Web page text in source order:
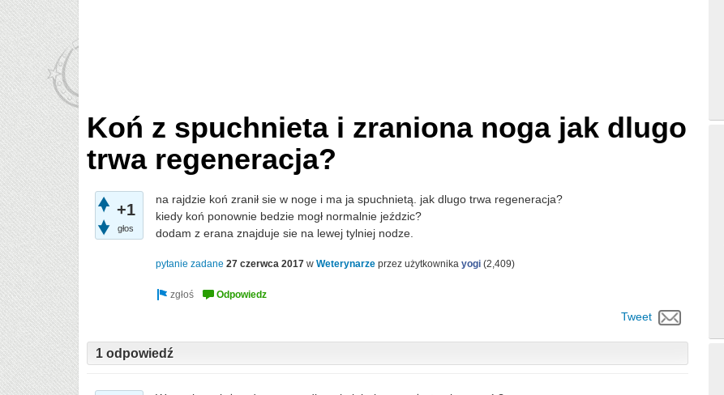
Koń z spuchnieta i zraniona noga jak dlugo
trwa regeneracja?
+1
głos
na rajdzie koń zranił sie w noge i ma ja spuchnietą. jak dlugo trwa regeneracja?
kiedy koń ponownie bedzie mogł normalnie jeździc?
dodam z erana znajduje sie na lewej tylniej nodze.
pytanie zadane 27 czerwca 2017 w Weterynarze przez użytkownika yogi (2,409)
Tweet
1 odpowiedź